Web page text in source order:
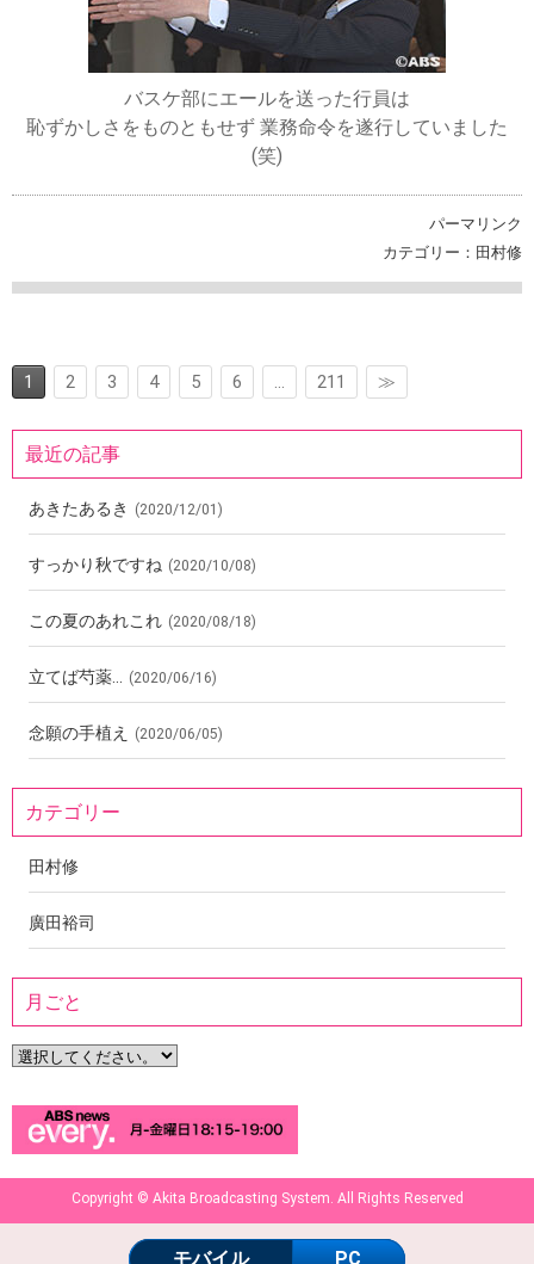
バスケ部にエールを送った行員は
恥ずかしさをものともせず 業務命令を遂行していました
(笑)
パーマリンク
カテゴリー： 田村修
1 2 3 4 5 6 … 211 ≫
最近の記事
あきたあるき (2020/12/01)
すっかり秋ですね (2020/10/08)
この夏のあれこれ (2020/08/18)
立てば芍薬… (2020/06/16)
念願の手植え (2020/06/05)
カテゴリー
田村修
廣田裕司
月ごと
Copyright © Akita Broadcasting System. All Rights Reserved